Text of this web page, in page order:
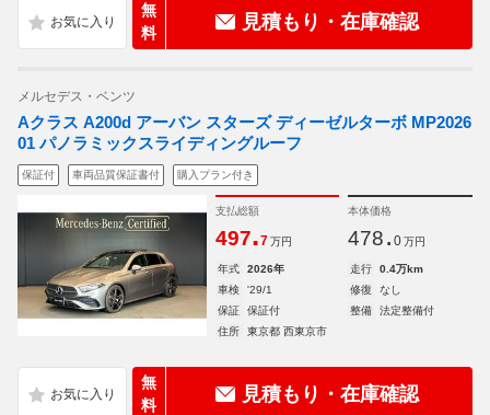
無
料
見積もり・在庫確認
メルセデス・ベンツ
Aクラス A200d アーバン スターズ ディーゼルターボ MP2026
01 パノラミックスライディングルーフ
保証付 車両品質保証書付 購入プラン付き
支払総額
497.7 万円
本体価格
478. 0 万円
年式 2026年 走行
0.4万km
車検
'29/1 修復
なし
保証
保証付 整備
法定整備付
住所
東京都 西東京市
無
料
見積もり・在庫確認